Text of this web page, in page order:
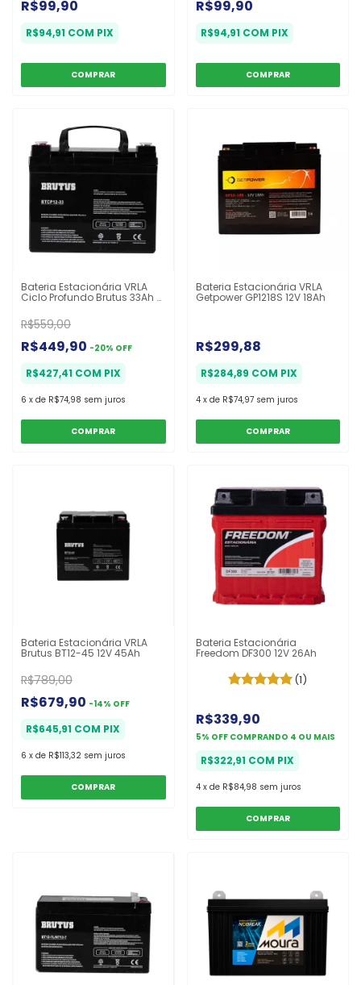
R$99,90
R$94,91 COM PIX
R$99,90
R$94,91 COM PIX
Bateria Estacionária VRLA
Ciclo Profundo Brutus 33Ah -
Rodas
R$559,00
R$449,90 -20% OFF
R$427,41 COM PIX
6 x de R$74,98 sem juros
Bateria Estacionária VRLA
Getpower GP1218S 12V 18Ah
R$299,88
R$284,89 COM PIX
4 x de R$74,97 sem juros
Bateria Estacionária VRLA
Brutus BT12-45 12V 45Ah
R$789,00
R$679,90 -14% OFF
R$645,91 COM PIX
6 x de R$113,32 sem juros
Bateria Estacionária
Freedom DF300 12V 26Ah
(1)
R$339,90
5% OFF COMPRANDO 4 OU MAIS
R$322,91 COM PIX
4 x de R$84,98 sem juros
COMPRAR